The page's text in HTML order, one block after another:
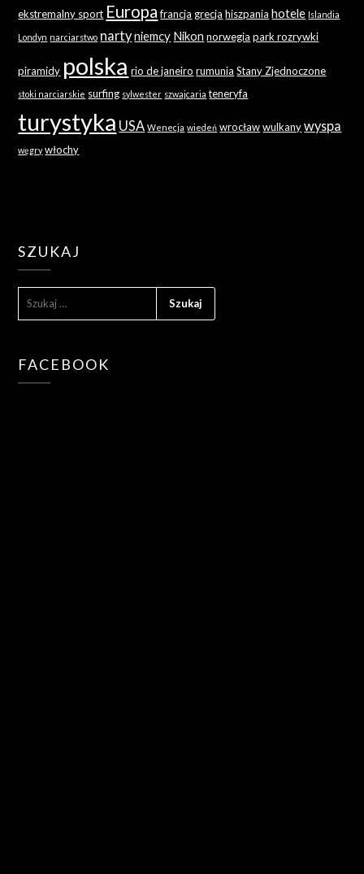
ekstremalny sport Europa francja grecja hiszpania hotele Islandia
Londyn narciarstwo nartyniemcy Nikon norwegia park rozrywki
piramidy polska rio de janeiro rumunia Stany Zjednoczone
stoki narciarskie surfing sylwester szwajcaria teneryfa
turystyka USA Wenecja wiedeń wrocław wulkany wyspa
węgry włochy
SZUKAJ
FACEBOOK